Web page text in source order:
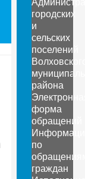
городских
и
сельских
поселений
района
форма
обращений
по
граждан